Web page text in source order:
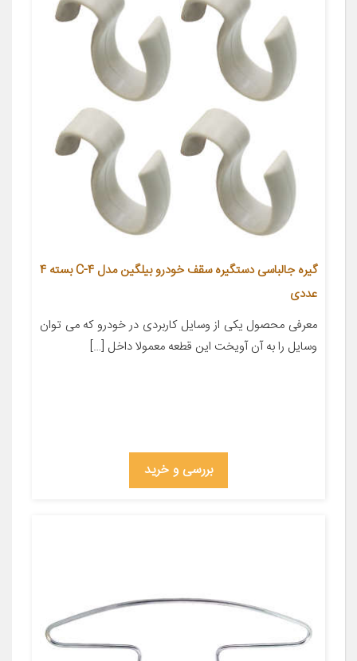
گیره جالباسی دستگیره سقف خودرو بیلگین مدل C-4 بسته 4
عددی
معرفی محصول یکی از وسایل کاربردی در خودرو که می توان
وسایل را به آن آویخت این قطعه معمولا داخل […]
بررسی و خرید